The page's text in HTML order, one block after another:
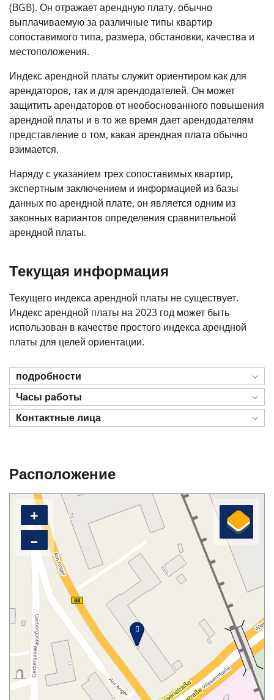
(BGB). Он отражает арендную плату, обычно
выплачиваемую за различные типы квартир
сопоставимого типа, размера, обстановки, качества и
местоположения.
Индекс арендной платы служит ориентиром как для
арендаторов, так и для арендодателей. Он может
защитить арендаторов от необоснованного повышения
арендной платы и в то же время дает арендодателям
представление о том, какая арендная плата обычно
взимается.
Наряду с указанием трех сопоставимых квартир,
экспертным заключением и информацией из базы
данных по арендной плате, он является одним из
законных вариантов определения сравнительной
арендной платы.
Текущая информация
Текущего индекса арендной платы не существует.
Индекс арендной платы на 2023 год может быть
использован в качестве простого индекса арендной
платы для целей ориентации.
подробности
Часы работы
Контактные лица
Расположение
+
–